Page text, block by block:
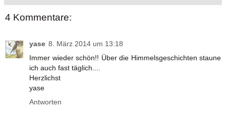
4 Kommentare:
yase 8. März 2014 um 13:18
Immer wieder schön!! Über die Himmelsgeschichten staune
ich auch fast täglich....
Herzlichst
yase
Antworten